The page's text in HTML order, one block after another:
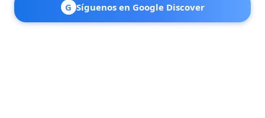
G Síguenos en Google Discover